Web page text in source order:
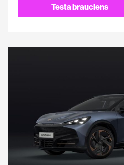
Testa brauciens